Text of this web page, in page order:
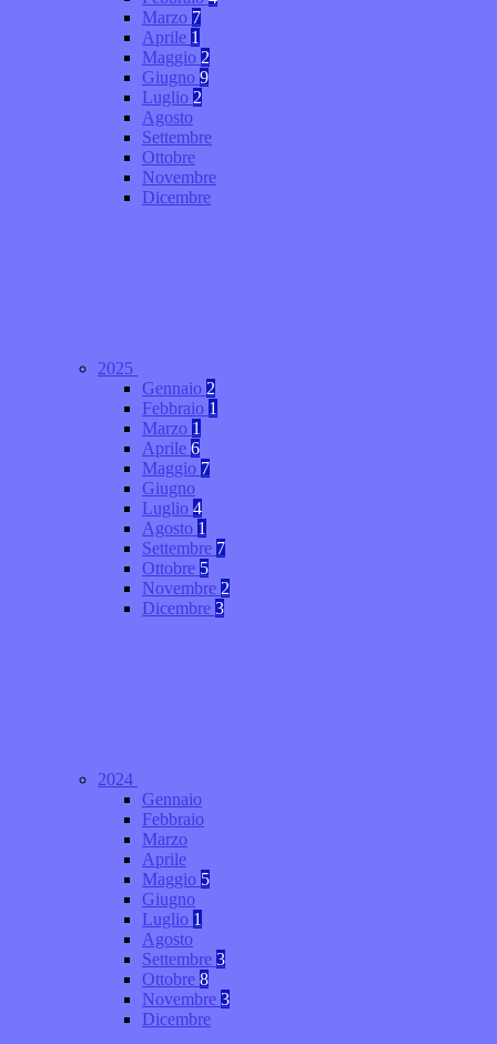
Marzo 7
Aprile 1
Maggio 2
Giugno 9
Luglio 2
Agosto
Settembre
Ottobre
Novembre
Dicembre
2025
Gennaio 2
Febbraio 1
Marzo 1
Aprile 6
Maggio 7
Giugno
Luglio 4
Agosto 1
Settembre 7
Ottobre 5
Novembre 2
Dicembre 3
2024
Gennaio
Febbraio
Marzo
Aprile
Maggio 5
Giugno
Luglio 1
Agosto
Settembre 3
Ottobre 8
Novembre 3
Dicembre